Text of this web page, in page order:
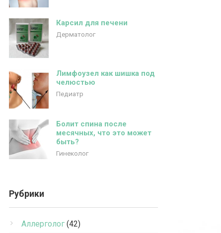
Карсил для печени
Дерматолог
Лимфоузел как шишка под
челюстью
Педиатр
Болит спина после
месячных, что это может
быть?
Гинеколог
Рубрики
Аллерголог (42)